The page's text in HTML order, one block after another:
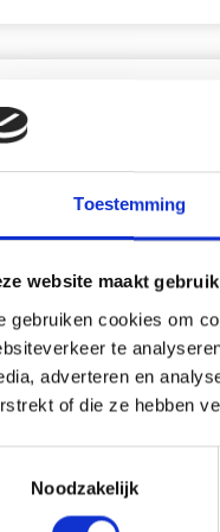
Toestemming
website maakt
gebruiken cookies om
te
adverteren en
of die ze hebben
Noodzakelijk
80 CM